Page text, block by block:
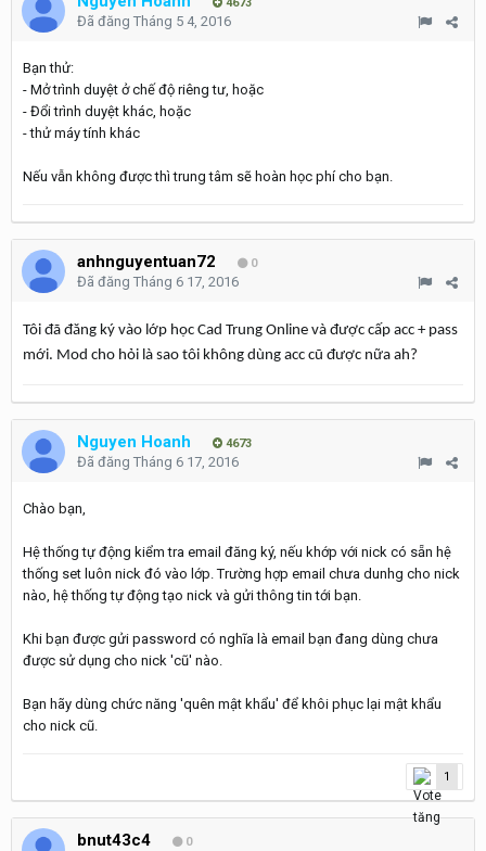
Đã đăng Tháng 5 4, 2016
Bạn thử:
- Mở trình duyệt ở chế độ riêng tư, hoặc
- Đổi trình duyệt khác, hoặc
- thử máy tính khác
Nếu vẫn không được thì trung tâm sẽ hoàn học phí cho bạn.
anhnguyentuan72 0
Đã đăng Tháng 6 17, 2016
Tôi đã đăng ký vào lớp học Cad Trung Online và được cấp acc + pass
mới. Mod cho hỏi là sao tôi không dùng acc cũ được nữa ah?
Nguyen Hoanh 4673
Đã đăng Tháng 6 17, 2016
Chào bạn,
Hệ thống tự động kiểm tra email đăng ký, nếu khớp với nick có sẵn hệ
thống set luôn nick đó vào lớp. Trường hợp email chưa dunhg cho nick
nào, hệ thống tự động tạo nick và gửi thông tin tới bạn.
Khi bạn được gửi password có nghĩa là email bạn đang dùng chưa
được sử dụng cho nick 'cũ' nào.
Bạn hãy dùng chức năng 'quên mật khẩu' để khôi phục lại mật khẩu
cho nick cũ.
1
bnut43c4 0